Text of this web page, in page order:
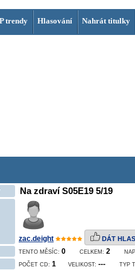
trendy Hlasování Nahrát titulky
Na zdraví S05E19 5/19
zac.deight DÁT HLAS
TENTO MĚSÍC: 0 CELKEM: 2
POČET CD: 1 VELIKOST: --- TYP